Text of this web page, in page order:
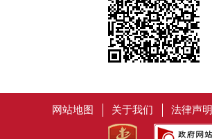
网站地图 关于我们 法律声明